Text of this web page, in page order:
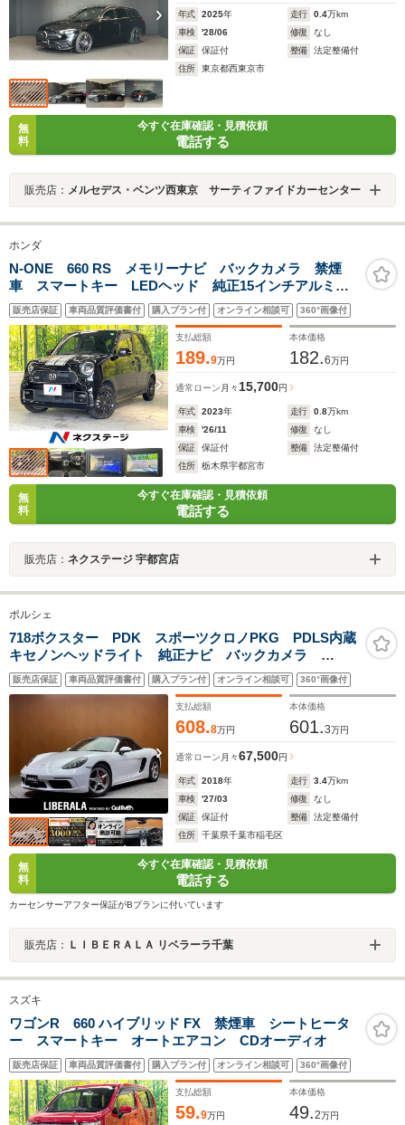
年式 2025年 走行 0.4万km
車検
'28/06 修復
なし
保証
保証付 整備
法定整備付
住所
東京都西東京市
無
料
今すぐ在庫確認・見積依頼
電話する
販売店： メルセデス・ベンツ西東京 サーティファイドカーセンター
ホンダ
N-ONE 660 RS メモリーナビ バックカメラ 禁煙
車 スマートキー LEDヘッド 純正15インチアルミ
オートハイビーム 車線逸脱警報 オートライト オー
トエアコン Bluetooth CD DVD再生 フルセグ
販売店保証 車両品質評価書付 購入プラン付 オンライン相談可 360°画像付
支払総額
189.9万円
本体価格
182.6万円
通常ローン 月々 15,700円
年式 2023年 走行 0.8万km
車検
'26/11 修復
なし
保証
保証付 整備
法定整備付
住所
栃木県宇都宮市
無
料
今すぐ在庫確認・見積依頼
電話する
販売店： ネクステージ 宇都宮店
ポルシェ
718ボクスター PDK スポーツクロノPKG PDLS内蔵
キセノンヘッドライト 純正ナビ バックカメラ
Bluetooth接続 ハーフレザーシート シートヒーター
オートライト パドルシフト 純正18インチAW PDC
販売店保証 車両品質評価書付 購入プラン付 オンライン相談可 360°画像付
支払総額
608.8万円
本体価格
601.3万円
通常ローン 月々67,500円
年式 2018年 走行 3.4万km
車検
'27/03 修復
なし
保証
保証付 整備
法定整備付
住所
千葉県千葉市稲毛区
無
料
今すぐ在庫確認・見積依頼
電話する
カーセンサーアフター保証がBプランに付いています
販売店： ＬＩＢＥＲＡＬＡ リベラーラ千葉
スズキ
ワゴンR 660 ハイブリッド FX 禁煙車 シートヒータ
ー スマートキー オートエアコン CDオーディオ
販売店保証 車両品質評価書付 購入プラン付 オンライン相談可 360°画像付
支払総額
59.9万円
本体価格
49.2万円